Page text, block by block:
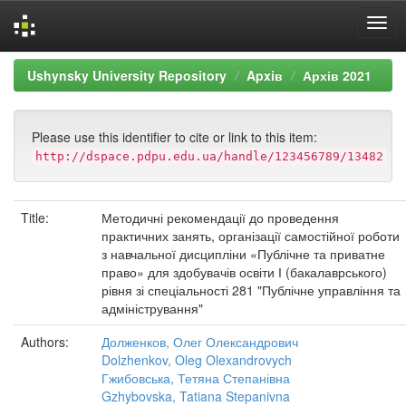
Skip
navigation
Ushynsky University Repository Apxiв Архів 2021
Please use this identifier to cite or link to this item:
http://dspace.pdpu.edu.ua/handle/123456789/13482
Title:
Методичні рекомендації до проведення
практичних занять, організації самостійної роботи
з навчальної дисципліни «Публічне та приватне
право» для здобувачів освіти І (бакалаврського)
рівня зі спеціальності 281 "Публічне управління та
адміністрування"
Authors:
Долженков, Олег Олександрович
Dolzhenkov, Oleg Olexandrovych
Гжибовська, Тетяна Степанівна
Gzhybovska, Tatiana Stepanivna